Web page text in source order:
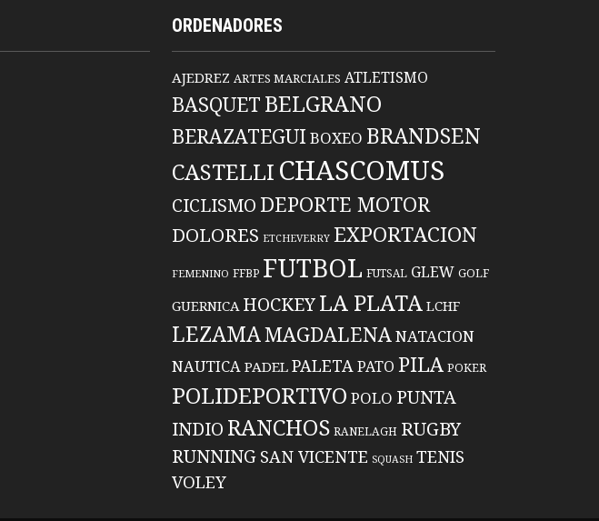
ORDENADORES
AJEDREZ ARTES MARCIALES ATLETISMO
BASQUET BELGRANO
BERAZATEGUIBOXEO BRANDSEN
CASTELLI CHASCOMUS
CICLISMO DEPORTE MOTOR
DOLORES ETCHEVERRY EXPORTACION
FEMENINO FFBP FUTBOL FUTSAL GLEW GOLF
GUERNICA HOCKEYLA PLATA LCHF
LEZAMAMAGDALENANATACION
NAUTICA PADEL PALETAPATO PILA POKER
POLIDEPORTIVO POLO PUNTA
INDIO RANCHOS RANELAGH RUGBY
RUNNING SAN VICENTE SQUASH TENIS
VOLEY